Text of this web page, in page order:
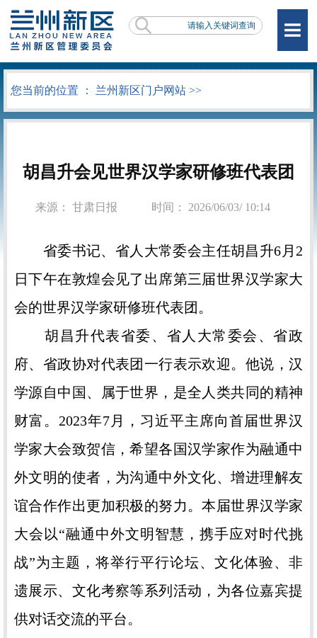
您当前的位置 ： 兰州新区门户网站 >>
胡昌升会见世界汉学家研修班代表团
来源： 甘肃日报 时间： 2026/06/03/ 10:14
省委书记、省人大常委会主任胡昌升6月2
日下午在敦煌会见了出席第三届世界汉学家大
会的世界汉学家研修班代表团。
胡昌升代表省委、省人大常委会、省政
府、省政协对代表团一行表示欢迎。他说，汉
学源自中国、属于世界，是全人类共同的精神
财富。2023年7月，习近平主席向首届世界汉
学家大会致贺信，希望各国汉学家作为融通中
外文明的使者，为沟通中外文化、增进理解友
谊合作作出更加积极的努力。本届世界汉学家
大会以“融通中外文明智慧，携手应对时代挑
战”为主题，将举行平行论坛、文化体验、非
遗展示、文化考察等系列活动，为各位嘉宾提
供对话交流的平台。